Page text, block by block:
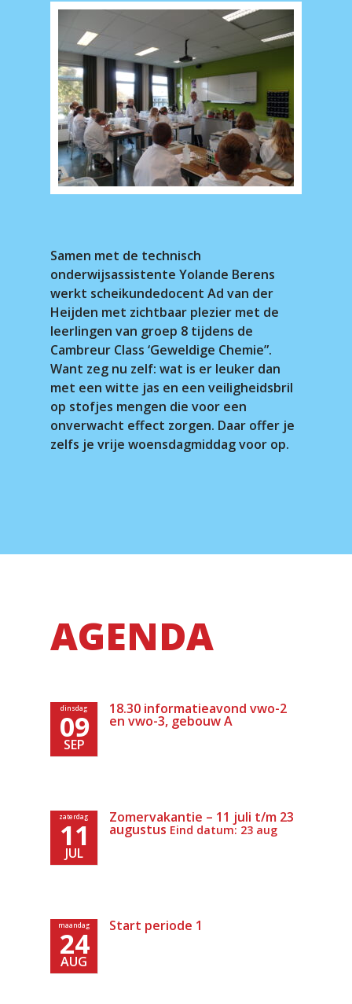
Samen met de technisch
onderwijsassistente Yolande Berens
werkt scheikundedocent Ad van der
Heijden met zichtbaar plezier met de
leerlingen van groep 8 tijdens de
Cambreur Class ‘Geweldige Chemie”.
Want zeg nu zelf: wat is er leuker dan
met een witte jas en een veiligheidsbril
op stofjes mengen die voor een
onverwacht effect zorgen. Daar offer je
zelfs je vrije woensdagmiddag voor op.
AGENDA
dinsdag
09
SEP
18.30 informatieavond vwo-2
en vwo-3, gebouw A
zaterdag
11
JUL
Zomervakantie – 11 juli t/m 23
augustus Eind datum: 23 aug
maandag
24
AUG
Start periode 1